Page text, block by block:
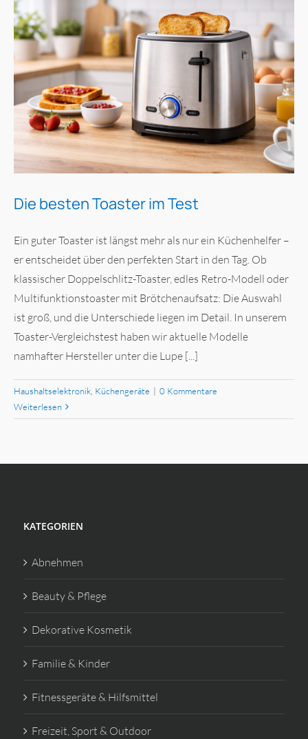
Die besten Toaster im Test
Ein guter Toaster ist längst mehr als nur ein Küchenhelfer –
er entscheidet über den perfekten Start in den Tag. Ob
klassischer Doppelschlitz-Toaster, edles Retro-Modell oder
Multifunktionstoaster mit Brötchenaufsatz: Die Auswahl
ist groß, und die Unterschiede liegen im Detail. In unserem
Toaster-Vergleichstest haben wir aktuelle Modelle
namhafter Hersteller unter die Lupe [...]
Haushaltselektronik Küchengeräte | 0 Kommentare
Weiterlesen
KATEGORIEN
Abnehmen
Beauty & Pflege
Dekorative Kosmetik
Familie & Kinder
Fitnessgeräte & Hilfsmittel
Freizeit, Sport & Outdoor